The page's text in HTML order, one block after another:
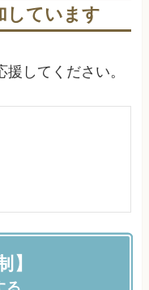
しています
してください。
】